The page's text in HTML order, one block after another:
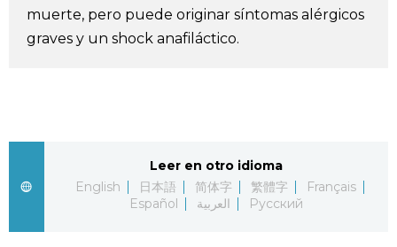
En profundidad
Noticias
Datos de Japón
muerte, pero puede originar síntomas alérgicos
graves y un shock anafiláctico.
Leer en otro idioma
English
日本語 简体字 繁體字
Français
Español
العربية Русский